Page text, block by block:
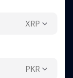
XRP
PKR